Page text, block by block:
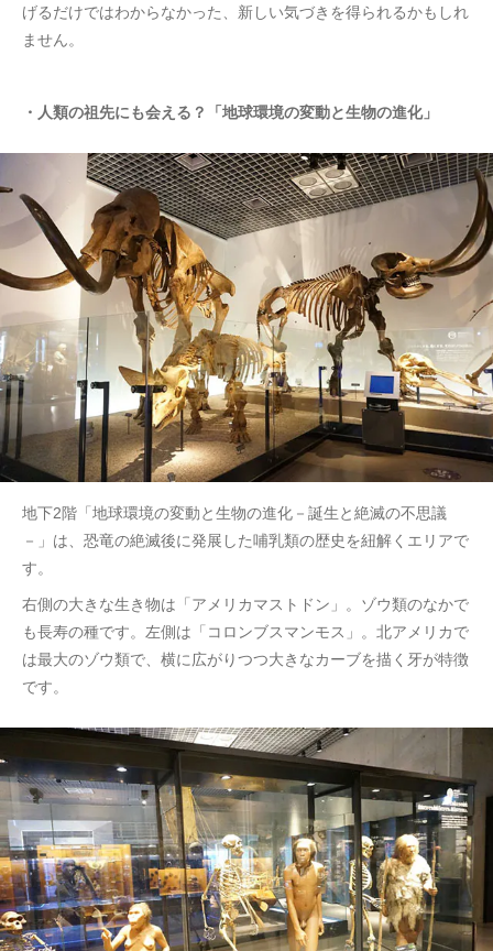
げるだけではわからなかった、新しい気づきを得られるかもしれ
ません。
・人類の祖先にも会える？「地球環境の変動と生物の進化」
地下2階「地球環境の変動と生物の進化－誕生と絶滅の不思議
－」は、恐竜の絶滅後に発展した哺乳類の歴史を紐解くエリアで
す。
右側の大きな生き物は「アメリカマストドン」。ゾウ類のなかで
も長寿の種です。左側は「コロンブスマンモス」。北アメリカで
は最大のゾウ類で、横に広がりつつ大きなカーブを描く牙が特徴
です。